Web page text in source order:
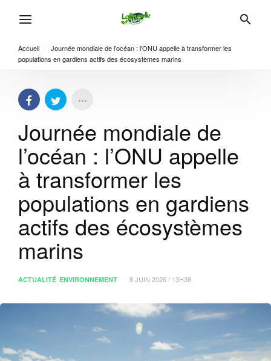
Accueil
Journée mondiale de l’océan : l’ONU appelle à transformer les
populations en gardiens actifs des écosystèmes marins
Journée mondiale de
l’océan : l’ONU appelle
à transformer les
populations en gardiens
actifs des écosystèmes
marins
ACTUALITÉ ENVIRONNEMENT 8 JUIN 2026 / 13H38